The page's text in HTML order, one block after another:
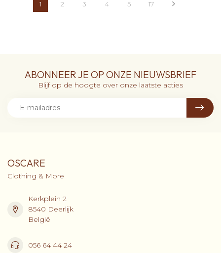
1 2 3 4 5 17
ABONNEER JE OP ONZE NIEUWSBRIEF
Blijf op de hoogte over onze laatste acties
OSCARE
Clothing & More
Kerkplein 2
8540 Deerlijk
België
056 64 44 24